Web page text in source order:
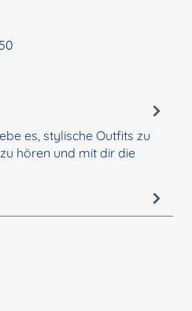
es, stylische Outfits zu
hören und mit dir die